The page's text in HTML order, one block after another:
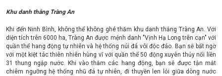
Khu danh thắng Tràng An
Khi đến Ninh Bình, không thể không ghé thăm khu danh thắng Tràng An. Với
diện tích trên 6000 ha, Tràng An được mệnh danh "Vịnh Hạ Long trên cạn" với
quần thể hang động tự nhiên và hệ thống núi đá vôi độc đáo. Bạn sẽ bất ngờ
với một kiệt tác thiên nhiên hùng vĩ với quần thể 50 động xuyên thủy nối liền
31 thung ngập nước. Khi vào thăm các hang động, bạn sẽ được tận mắt
chiêm ngưỡng hệ thống nhũ đá tự nhiên, đi thuyền len lỏi giữa dòng nước